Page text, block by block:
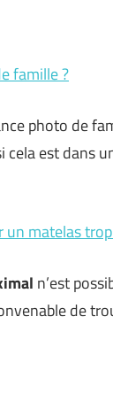
famille ?
photo de
est dans
un matelas
n’est
de